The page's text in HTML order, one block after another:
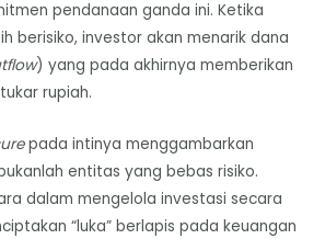
pendanaan ganda ini. Ketika
berisiko, investor akan menarik dana
) yang pada akhirnya memberikan
rupiah.
pada intinya menggambarkan
entitas yang bebas risiko.
dalam mengelola investasi secara
“luka” berlapis pada keuangan